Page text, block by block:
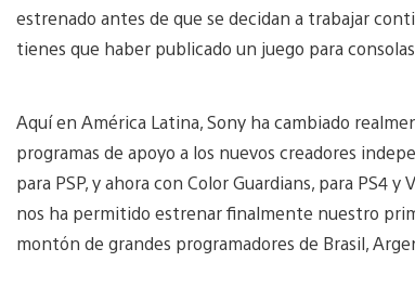
estrenado antes de que se decidan a trabajar
tienes que haber publicado un juego para
Aquí en América Latina, Sony ha cambiado
programas de apoyo a los nuevos creadores
para PSP, y ahora con Color Guardians, para PS4
nos ha permitido estrenar finalmente nuestro
montón de grandes programadores de Brasil,